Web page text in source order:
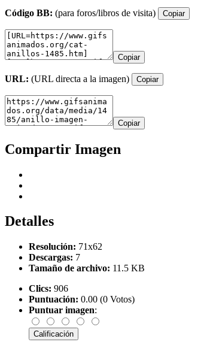
Código BB: (para foros/libros de visita) Copiar
Copiar
URL: (URL directa a la imagen) Copiar
Copiar
Compartir Imagen
Detalles
Resolución: 71x62
Descargas: 7
Tamaño de archivo: 11.5 KB
Clics: 906
Puntuación: 0.00 (0 Votos)
Puntuar imagen: